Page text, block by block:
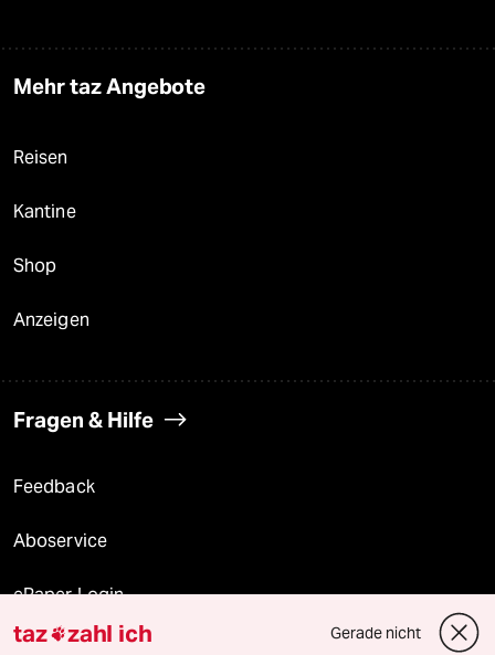
Mehr taz Angebote
Reisen
Kantine
Shop
Anzeigen
Fragen & Hilfe
Feedback
Aboservice
ePaper Login
Downloads für Abonnierende
taz zahl ich Gerade nicht